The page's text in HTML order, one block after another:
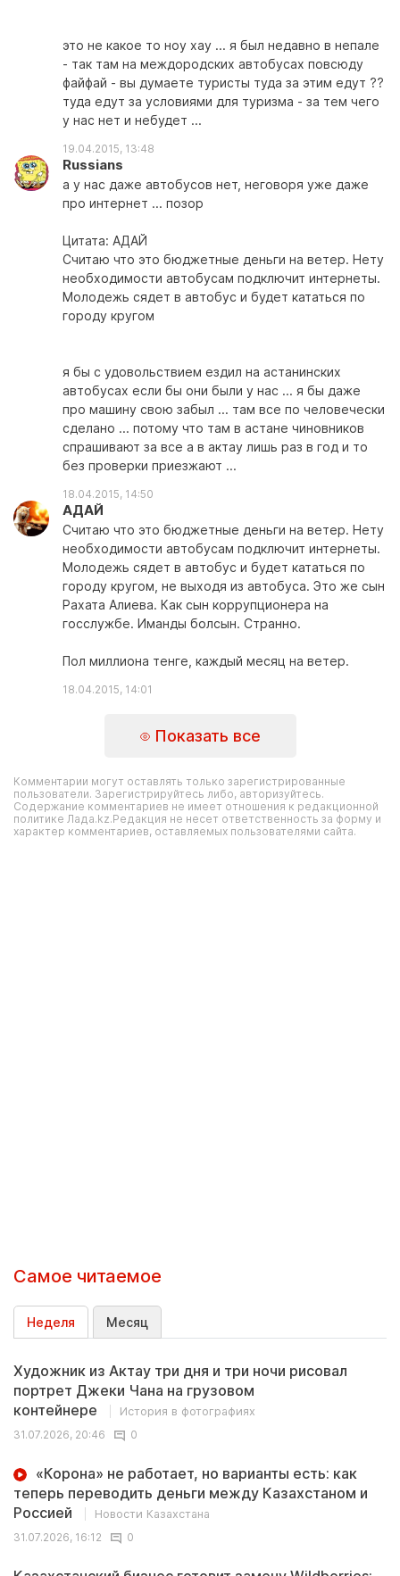
это не какое то ноу хау ... я был недавно в непале
- так там на междородских автобусах повсюду
файфай - вы думаете туристы туда за этим едут ??
туда едут за условиями для туризма - за тем чего
у нас нет и небудет ...
19.04.2015, 13:48
Russians
а у нас даже автобусов нет, неговоря уже даже
про интернет ... позор
Цитата: АДАЙ
Считаю что это бюджетные деньги на ветер. Нету
необходимости автобусам подключит интернеты.
Молодежь сядет в автобус и будет кататься по
городу кругом
я бы с удовольствием ездил на астанинских
автобусах если бы они были у нас ... я бы даже
про машину свою забыл ... там все по человечески
сделано ... потому что там в астане чиновников
спрашивают за все а в актау лишь раз в год и то
без проверки приезжают ...
18.04.2015, 14:50
АДАЙ
Считаю что это бюджетные деньги на ветер. Нету
необходимости автобусам подключит интернеты.
Молодежь сядет в автобус и будет кататься по
городу кругом, не выходя из автобуса. Это же сын
Рахата Алиева. Как сын коррупционера на
госслужбе. Иманды болсын. Странно.
Пол миллиона тенге, каждый месяц на ветер.
18.04.2015, 14:01
Показать все
Комментарии могут оставлять только зарегистрированные
пользователи. Зарегистрируйтесь либо, авторизуйтесь.
Содержание комментариев не имеет отношения к редакционной
политике Лада.kz.Редакция не несет ответственность за форму и
характер комментариев, оставляемых пользователями сайта.
Самое читаемое
Неделя Месяц
Художник из Актау три дня и три ночи рисовал
портрет Джеки Чана на грузовом
контейнере
История в фотографиях
31.07.2026, 20:46
0
«Корона» не работает, но варианты есть: как
теперь переводить деньги между Казахстаном и
Россией
Новости Казахстана
31.07.2026, 16:12
0